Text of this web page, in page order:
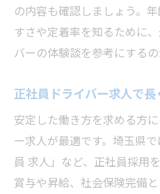
の内容も確認しましょう。
すさや定着率を知るために
バーの体験談を参考にするの
正社員ドライバー求人で
安定した働き方を求める方
ー求人が最適です。埼玉県
員 求人」など、正社員採用
賞与や昇給、社会保険完備